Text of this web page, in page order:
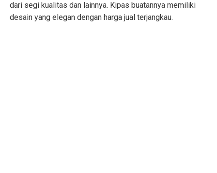
dari segi kualitas dan lainnya. Kipas buatannya memiliki
desain yang elegan dengan harga jual terjangkau.